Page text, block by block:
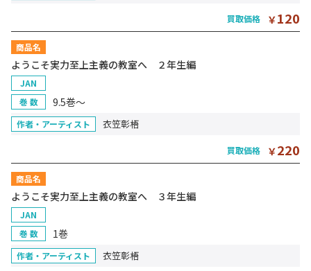
買取価格 ￥120
商品名
ようこそ実力至上主義の教室へ ２年生編
JAN
巻 数
9.5巻～
作者・アーティスト 衣笠彰梧
買取価格 ￥220
商品名
ようこそ実力至上主義の教室へ ３年生編
JAN
巻 数
1巻
作者・アーティスト 衣笠彰梧